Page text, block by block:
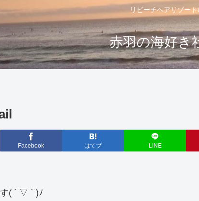
リビーチヘアリゾー
赤羽の海好
Facebook はてブ LINE
( ´ ▽ ` )ﾉ